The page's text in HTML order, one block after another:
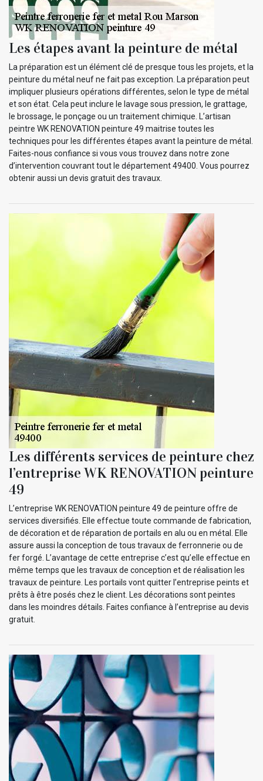
Les étapes avant la peinture de métal
La préparation est un élément clé de presque tous les projets, et la
peinture du métal neuf ne fait pas exception. La préparation peut
impliquer plusieurs opérations différentes, selon le type de métal
et son état. Cela peut inclure le lavage sous pression, le grattage,
le brossage, le ponçage ou un traitement chimique. L’artisan
peintre WK RENOVATION peinture 49 maitrise toutes les
techniques pour les différentes étapes avant la peinture de métal.
Faites-nous confiance si vous vous trouvez dans notre zone
d’intervention couvrant tout le département 49400. Vous pourrez
obtenir aussi un devis gratuit des travaux.
Les différents services de peinture chez
l’entreprise WK RENOVATION peinture
49
L’entreprise WK RENOVATION peinture 49 de peinture offre de
services diversifiés. Elle effectue toute commande de fabrication,
de décoration et de réparation de portails en alu ou en métal. Elle
assure aussi la conception de tous travaux de ferronnerie ou de
fer forgé. L’avantage de cette entreprise c’est qu’elle effectue en
même temps que les travaux de conception et de réalisation les
travaux de peinture. Les portails vont quitter l’entreprise peints et
prêts à être posés chez le client. Les décorations sont peintes
dans les moindres détails. Faites confiance à l’entreprise au devis
gratuit.